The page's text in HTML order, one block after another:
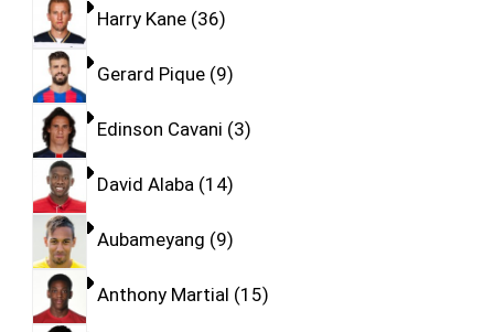
Harry Kane 36
Gerard Pique 9
Edinson Cavani 3
David Alaba 14
Aubameyang 9
Anthony Martial 15